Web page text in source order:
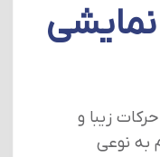
زیبا و
به نوعی